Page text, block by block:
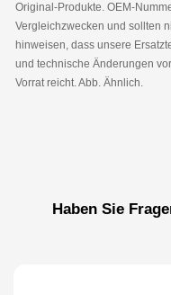
Original-Produkte. OEM-
Vergleichzwecken und sollten
hinweisen, dass unsere
und technische Änderungen
Vorrat reicht. Abb. Ähnlich.
Haben Sie